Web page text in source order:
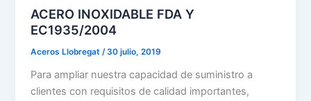
ACERO INOXIDABLE FDA Y
EC1935/2004
Aceros Llobregat/30 julio, 2019
Para ampliar nuestra capacidad de suministro a
clientes con requisitos de calidad importantes,